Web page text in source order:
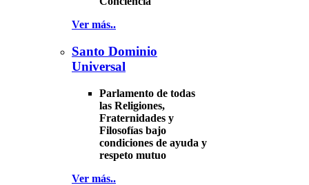
Ver más..
Santo Dominio
Universal
Parlamento de todas
las Religiones,
Fraternidades y
Filosofías bajo
condiciones de ayuda y
respeto mutuo
Ver más..